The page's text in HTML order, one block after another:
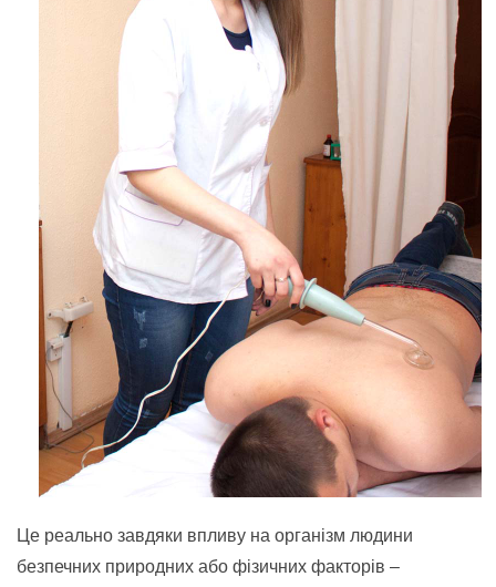
Це реально завдяки впливу на організм людини
безпечних природних або фізичних факторів –